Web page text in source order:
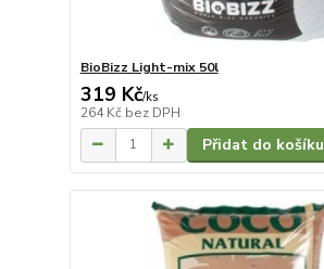
BioBizz Light-mix 50l
319 Kč/ks
264 Kč bez DPH
Přidat do košíku